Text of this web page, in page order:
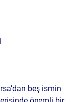
beş ismin
önemli bir